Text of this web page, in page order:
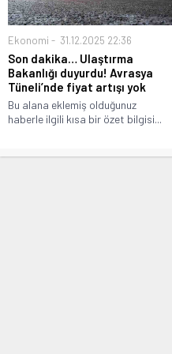
Ekonomi 31.12.2025 22:36
Son dakika… Ulaştırma
Bakanlığı duyurdu! Avrasya
Tüneli’nde fiyat artışı yok
Bu alana eklemiş olduğunuz
haberle ilgili kısa bir özet bilgisi...